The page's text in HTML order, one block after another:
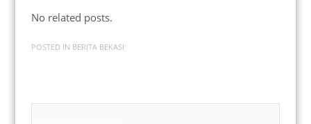
No related posts.
POSTED IN BERITA BEKASI